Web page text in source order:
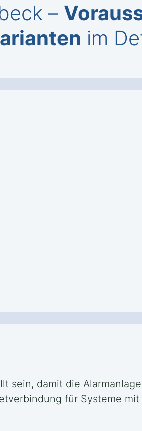
–
im
sein, damit die
für Systeme